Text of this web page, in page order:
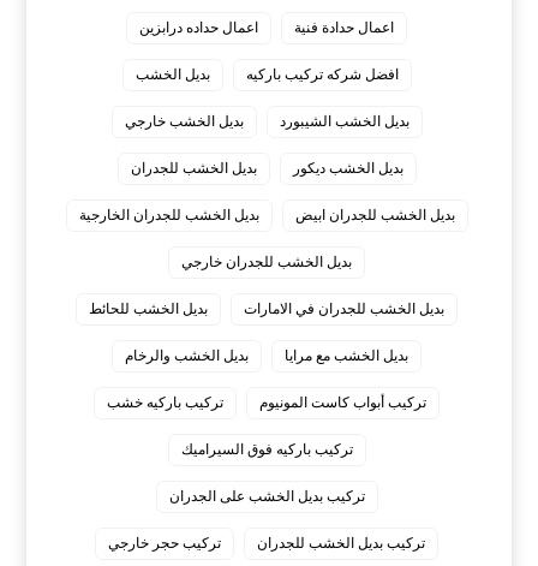
اعمال حدادة فنية اعمال حداده درابزين
افضل شركه تركيب باركيه بديل الخشب
بديل الخشب الشيبورد بديل الخشب خارجي
بديل الخشب ديكور بديل الخشب للجدران
بديل الخشب للجدران ابيض بديل الخشب للجدران الخارجية
بديل الخشب للجدران خارجي
بديل الخشب للجدران في الامارات بديل الخشب للحائط
بديل الخشب مع مرايا بديل الخشب والرخام
تركيب أبواب كاست المونيوم تركيب باركيه خشب
تركيب باركيه فوق السيراميك
تركيب بديل الخشب على الجدران
تركيب بديل الخشب للجدران تركيب حجر خارجي